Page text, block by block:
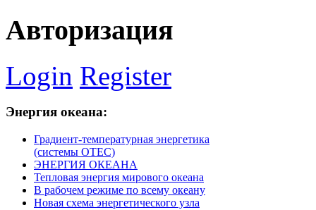
Авторизация
Login Register
Энергия океана:
Градиент-температурная энергетика
(системы ОТЕС)
ЭНЕРГИЯ ОКЕАНА
Тепловая энергия мирового океана
В рабочем режиме по всему океану
Новая схема энергетического узла